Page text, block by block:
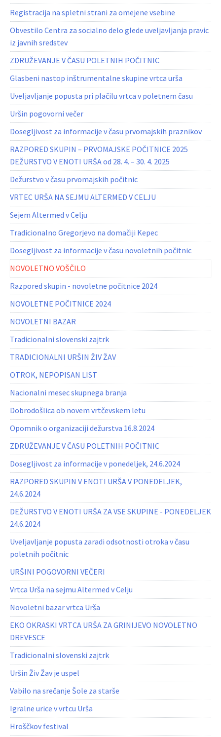
Registracija na spletni strani za omejene vsebine
Obvestilo Centra za socialno delo glede uveljavljanja pravic
iz javnih sredstev
ZDRUŽEVANJE V ČASU POLETNIH POČITNIC
Glasbeni nastop inštrumentalne skupine vrtca urša
Uveljavljanje popusta pri plačilu vrtca v poletnem času
Uršin pogovorni večer
Dosegljivost za informacije v času prvomajskih praznikov
RAZPORED SKUPIN – PRVOMAJSKE POČITNICE 2025
DEŽURSTVO V ENOTI URŠA od 28. 4. – 30. 4. 2025
Dežurstvo v času prvomajskih počitnic
VRTEC URŠA NA SEJMU ALTERMED V CELJU
Sejem Altermed v Celju
Tradicionalno Gregorjevo na domačiji Kepec
Dosegljivost za informacije v času novoletnih počitnic
NOVOLETNO VOŠČILO
Razpored skupin - novoletne počitnice 2024
NOVOLETNE POČITNICE 2024
NOVOLETNI BAZAR
Tradicionalni slovenski zajtrk
TRADICIONALNI URŠIN ŽIV ŽAV
OTROK, NEPOPISAN LIST
Nacionalni mesec skupnega branja
Dobrodošlica ob novem vrtčevskem letu
Opomnik o organizaciji dežurstva 16.8.2024
ZDRUŽEVANJE V ČASU POLETNIH POČITNIC
Dosegljivost za informacije v ponedeljek, 24.6.2024
RAZPORED SKUPIN V ENOTI URŠA V PONEDELJEK,
24.6.2024
DEŽURSTVO V ENOTI URŠA ZA VSE SKUPINE - PONEDELJEK
24.6.2024
Uveljavljanje popusta zaradi odsotnosti otroka v času
poletnih počitnic
URŠINI POGOVORNI VEČERI
Vrtca Urša na sejmu Altermed v Celju
Novoletni bazar vrtca Urša
EKO OKRASKI VRTCA URŠA ZA GRINIJEVO NOVOLETNO
DREVESCE
Tradicionalni slovenski zajtrk
Uršin Živ Žav je uspel
Vabilo na srečanje Šole za starše
Igralne urice v vrtcu Urša
Hroščkov festival